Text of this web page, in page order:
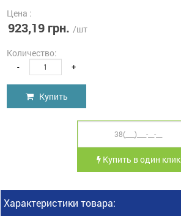
Цена :
923,19 грн. /шт
Количество:
- +
Купить
Купить в один клик
Характеристики товара: